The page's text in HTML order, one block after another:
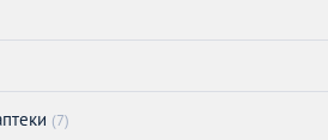
(7)